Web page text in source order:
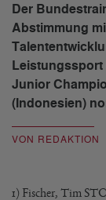
Der
Abstimmung
Leistungssport
Junior
(Indonesien)
VON REDAKTION
1) Fischer, Tim